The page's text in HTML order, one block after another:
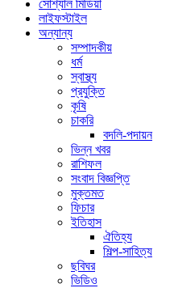
সোশ্যাল মিডিয়া
লাইফস্টাইল
অন্যান্য
সম্পাদকীয়
ধর্ম
স্বাস্থ্য
প্রযুক্তি
কৃষি
চাকরি
বদলি-পদায়ন
ভিন্ন খবর
রাশিফল
সংবাদ বিজ্ঞপ্তি
মুক্তমত
ফিচার
ইতিহাস
ঐতিহ্য
শিল্প-সাহিত্য
ছবিঘর
ভিডিও